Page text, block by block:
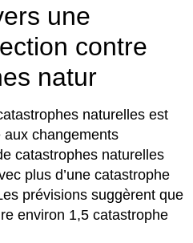
une
contre
natur
naturelles est
changements
catastrophes naturelles
plus d’une catastrophe
prévisions suggèrent que
environ 1,5 catastrophe